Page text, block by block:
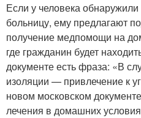
Если у человека
больницу, ему предлагают
получение медпомощи на
где гражданин будет
документе есть фраза: «В
изоляции — привлечение к
новом московском
лечения в домашних